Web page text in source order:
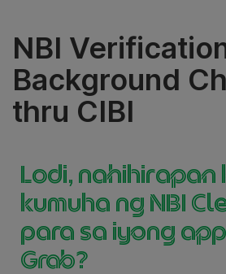
NBI
Background
thru CIBI
Lodi, nahihirapan
kumuha ng NBI
para sa iyong
Grab?